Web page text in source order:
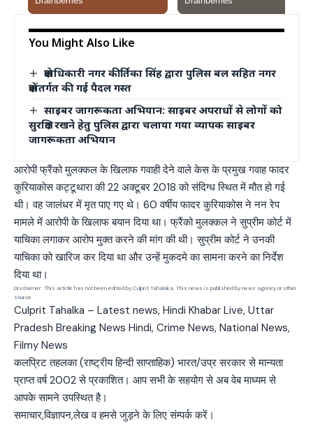
You Might Also Like
क्षेत्राधिकारी नगर कीर्तिका सिंह द्वारा पुलिस बल सहित नगर
क्षेत्रांतर्गत की गई पैदल गस्त
साइबर जागरूकता अभियान: साइबर अपराधों से लोगों को
सुरक्षित रखने हेतु पुलिस द्वारा चलाया गया व्यापक साइबर
जागरूकता अभियान
आरोपी फ्रैंको मुलक्कल के खिलाफ गवाही देने वाले केस के प्रमुख गवाह फादर
कुरियाकोस कट्टूथारा की 22 अक्टूबर 2018 को संदिग्ध स्थित में मौत हो गई
थी। वह जालंधर में मृत पाए गए थे। 60 वर्षीय फादर कुरियाकोस ने नन रेप
मामले में आरोपी के खिलाफ बयान दिया था। फ्रैंको मुलक्कल ने सुप्रीम कोर्ट में
याचिका लगाकर आरोप मुक्त करने की मांग की थी। सुप्रीम कोर्ट ने उनकी
याचिका को खारिज कर दिया था और उन्हें मुकदमे का सामना करने का निर्देश
दिया था।
Disclaimer: This article has not been edited by Culprit Tahalaka. This news is published by news agency or other
source.
Culprit Tahalka – Latest news, Hindi Khabar Live, Uttar
Pradesh Breaking News Hindi, Crime News, National News,
Filmy News
कलप्रिट तहलका (राष्ट्रीय हिन्दी साप्ताहिक) भारत/उप्र सरकार से मान्यता
प्राप्त वर्ष 2002 से प्रकाशित। आप सभी के सहयोग से अब वेब माध्यम से
आपके सामने उपस्थित है।
समाचार,विज्ञापन,लेख व हमसे जुड़ने के लिए संम्पर्क करें।